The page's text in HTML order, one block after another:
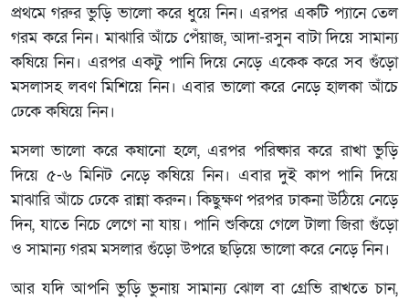
প্রথমে গরুর ভুড়ি ভালো করে ধুয়ে নিন। এরপর একটি প্যানে তেল
গরম করে নিন। মাঝারি আঁচে পেঁয়াজ, আদা-রসুন বাটা দিয়ে সামান্য
কষিয়ে নিন। এরপর একটু পানি দিয়ে নেড়ে একেক করে সব গুঁড়ো
মসলাসহ লবণ মিশিয়ে নিন। এবার ভালো করে নেড়ে হালকা আঁচে
ঢেকে কষিয়ে নিন।
মসলা ভালো করে কষানো হলে, এরপর পরিষ্কার করে রাখা ভুড়ি
দিয়ে ৫-৬ মিনিট নেড়ে কষিয়ে নিন। এবার দুই কাপ পানি দিয়ে
মাঝারি আঁচে ঢেকে রান্না করুন। কিছুক্ষণ পরপর ঢাকনা উঠিয়ে নেড়ে
দিন, যাতে নিচে লেগে না যায়। পানি শুকিয়ে গেলে টালা জিরা গুঁড়ো
ও সামান্য গরম মসলার গুঁড়ো উপরে ছড়িয়ে ভালো করে নেড়ে নিন।
আর যদি আপনি ভুড়ি ভুনায় সামান্য ঝোল বা গ্রেভি রাখতে চান,